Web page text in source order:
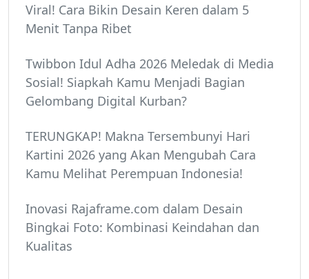
Viral! Cara Bikin Desain Keren dalam 5
Menit Tanpa Ribet
Twibbon Idul Adha 2026 Meledak di Media
Sosial! Siapkah Kamu Menjadi Bagian
Gelombang Digital Kurban?
TERUNGKAP! Makna Tersembunyi Hari
Kartini 2026 yang Akan Mengubah Cara
Kamu Melihat Perempuan Indonesia!
Inovasi Rajaframe.com dalam Desain
Bingkai Foto: Kombinasi Keindahan dan
Kualitas